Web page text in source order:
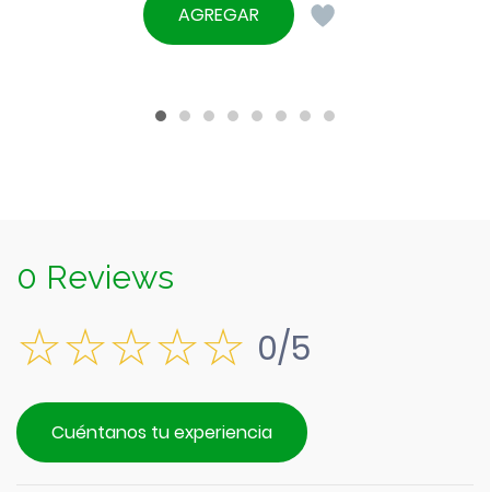
AGREGAR
0 Reviews
0/5
Cuéntanos tu experiencia